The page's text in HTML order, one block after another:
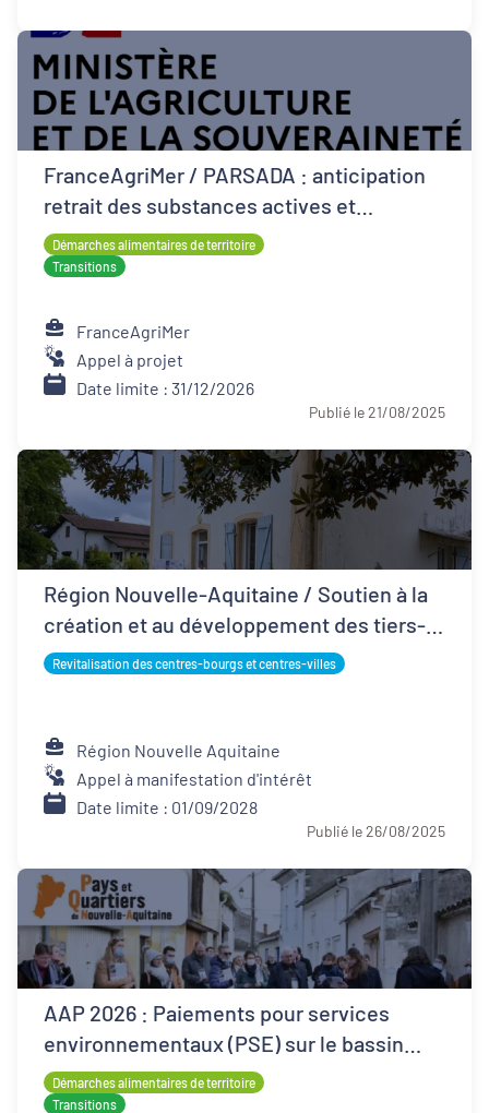
FranceAgriMer / PARSADA : anticipation
retrait des substances actives et
techniques alternatives pour les cultures
Démarches alimentaires de territoire
Transitions
FranceAgriMer
Appel à projet
Date limite : 31/12/2026
Publié le 21/08/2025
Région Nouvelle-Aquitaine / Soutien à la
création et au développement des tiers-
lieux
Revitalisation des centres-bourgs et centres-villes
Région Nouvelle Aquitaine
Appel à manifestation d'intérêt
Date limite : 01/09/2028
Publié le 26/08/2025
AAP 2026 : Paiements pour services
environnementaux (PSE) sur le bassin
Loire-Bretagne
Démarches alimentaires de territoire
Transitions